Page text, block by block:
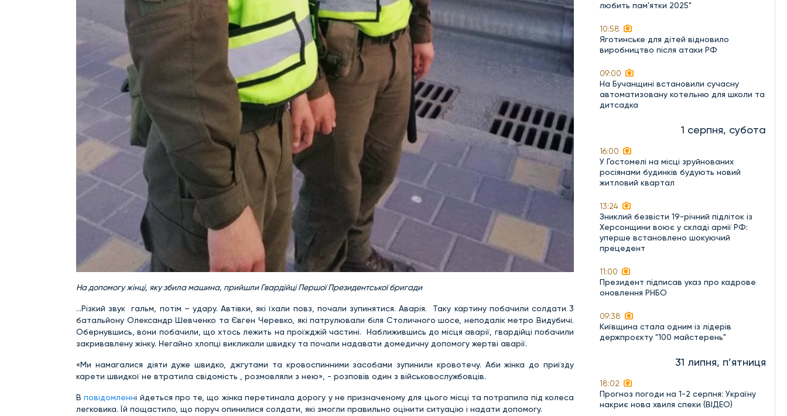
На допомогу жінці, яку збила машина, прийшли Гвардійці Першої Президентської бригади
…Різкий звук гальм, потім – удару. Автівки, які їхали повз, почали зупинятися. Аварія. Таку картину побачили солдати 3
батальйону Олександр Шевченко та Євген Черевко, які патрулювали біля Столичного шосе, неподалік метро Видубичі.
Обернувшись, вони побачили, що хтось лежить на проїжджій частині. Наближившись до місця аварії, гвардійці побачили
закривавлену жінку. Негайно хлопці викликали швидку та почали надавати домедичну допомогу жертві аварії.
«Ми намагалися діяти дуже швидко, джгутами та кровоспинними засобами зупинили кровотечу. Аби жінка до приїзду
карети швидкої не втратила свідомість , розмовляли з нею», - розповів один з військовослужбовців.
В повідомленні йдеться про те, що жінка перетинала дорогу у не призначеному для цього місці та потрапила під колеса
легковика. Їй пощастило, що поруч опинилися солдати, які змогли правильно оцінити ситуацію і надати допомогу.
любить пам'ятки 2025"
10:58
Яготинське для дітей відновило
виробництво після атаки РФ
09:00
На Бучанщині встановили сучасну
автоматизовану котельню для школи та
дитсадка
1 серпня, субота
16:00
У Гостомелі на місці зруйнованих
росіянами будинків будують новий
житловий квартал
13:24
Зниклий безвісти 19-річний підліток із
Херсонщини воює у складі армії РФ:
уперше встановлено шокуючий
прецедент
11:00
Президент підписав указ про кадрове
оновлення РНБО
09:38
Київщина стала одним із лідерів
держпроєкту "100 майстерень"
31 липня, п’ятниця
18:02
Прогноз погоди на 1-2 серпня: Україну
накриє нова хвиля спеки (ВІДЕО)